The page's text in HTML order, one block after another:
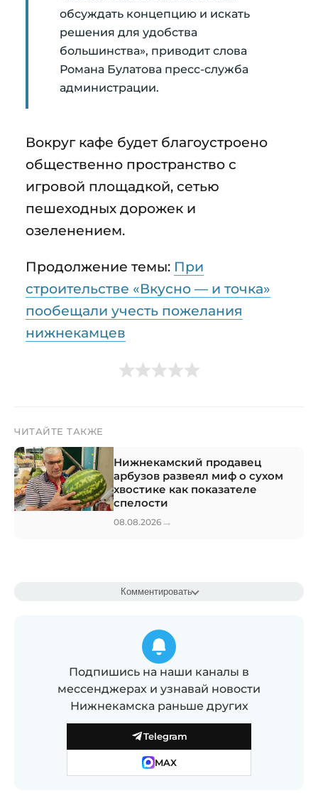
обсуждать концепцию и искать
решения для удобства
большинства», приводит слова
Романа Булатова пресс-служба
администрации.
Вокруг кафе будет благоустроено
общественно пространство с
игровой площадкой, сетью
пешеходных дорожек и
озеленением.
Продолжение темы: При
строительстве «Вкусно — и точка»
пообещали учесть пожелания
нижнекамцев
ЧИТАЙТЕ ТАКЖЕ
Нижнекамский продавец
арбузов развеял миф о сухом
хвостике как показателе
спелости
08.08.2026 →
Комментировать
Подпишись на наши каналы в
мессенджерах и узнавай новости
Нижнекамска раньше других
Telegram
MAX